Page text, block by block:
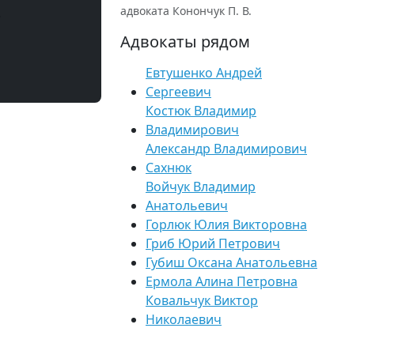
адвоката Конончук П. В.
Адвокаты рядом
Евтушенко Андрей
Сергеевич
Костюк Владимир
Владимирович
Александр Владимирович
Сахнюк
Войчук Владимир
Анатольевич
Горлюк Юлия Викторовна
Гриб Юрий Петрович
Губиш Оксана Анатольевна
Ермола Алина Петровна
Ковальчук Виктор
Николаевич